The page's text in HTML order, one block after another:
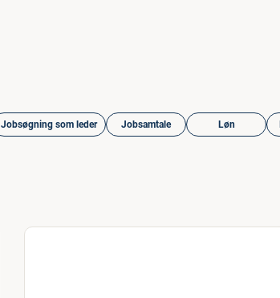
Jobsøgning som leder Jobsamtale Løn